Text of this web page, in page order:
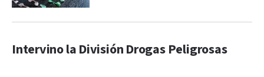
Intervino la División Drogas Peligrosas